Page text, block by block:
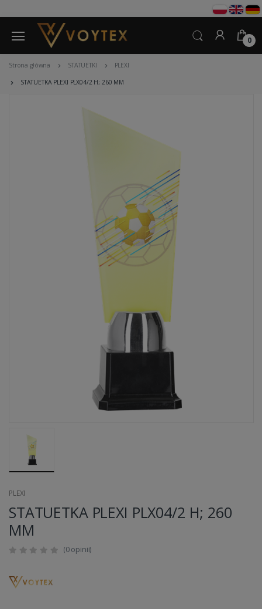
0
Strona główna STATUETKI PLEXI
STATUETKA PLEXI PLX04/2 H; 260 MM
PLEXI
STATUETKA PLEXI PLX04/2 H; 260
MM
(0 opinii)